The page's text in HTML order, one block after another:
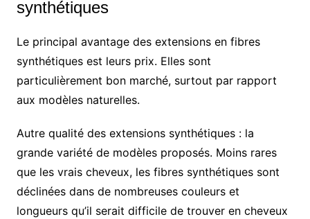
synthétiques
Le principal avantage des extensions en fibres
synthétiques est leurs prix. Elles sont
particulièrement bon marché, surtout par rapport
aux modèles naturelles.
Autre qualité des extensions synthétiques : la
grande variété de modèles proposés. Moins rares
que les vrais cheveux, les fibres synthétiques sont
déclinées dans de nombreuses couleurs et
longueurs qu’il serait difficile de trouver en cheveux